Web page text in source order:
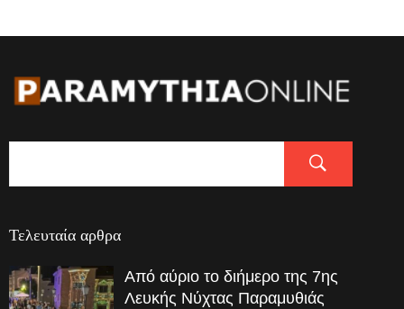
Τελευταία αρθρα
Από αύριο το διήμερο της 7ης
Λευκής Νύχτας Παραμυθιάς